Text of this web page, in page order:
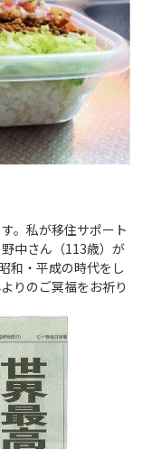
。私が移住サポート
中さん（113歳）が
和・平成の時代をし
りのご冥福をお祈り